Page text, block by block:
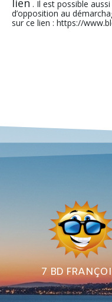
lien . Il est possible
d’opposition au
sur ce lien : https://
7 BD